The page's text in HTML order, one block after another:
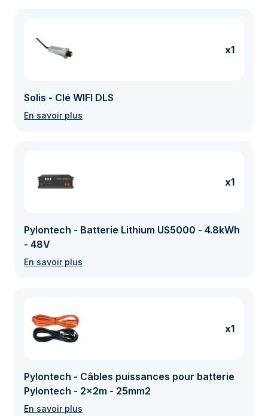
x1
Solis - Clé WIFI DLS
En savoir plus
x1
Pylontech - Batterie Lithium US5000 - 4.8kWh
- 48V
En savoir plus
x1
Pylontech - Câbles puissances pour batterie
Pylontech - 2x2m - 25mm2
En savoir plus